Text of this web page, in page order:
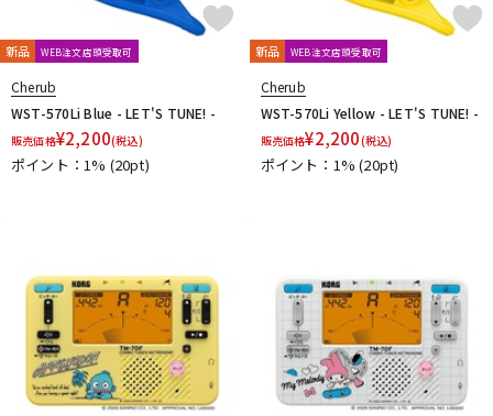
新品 WEB注文店頭受取可
Cherub
WST-570Li Blue - LET'S TUNE! -
販売価格¥2,200(税込)
ポイント：1% (20pt)
新品 WEB注文店頭受取可
Cherub
WST-570Li Yellow - LET'S TUNE! -
販売価格¥2,200(税込)
ポイント：1%(20pt)